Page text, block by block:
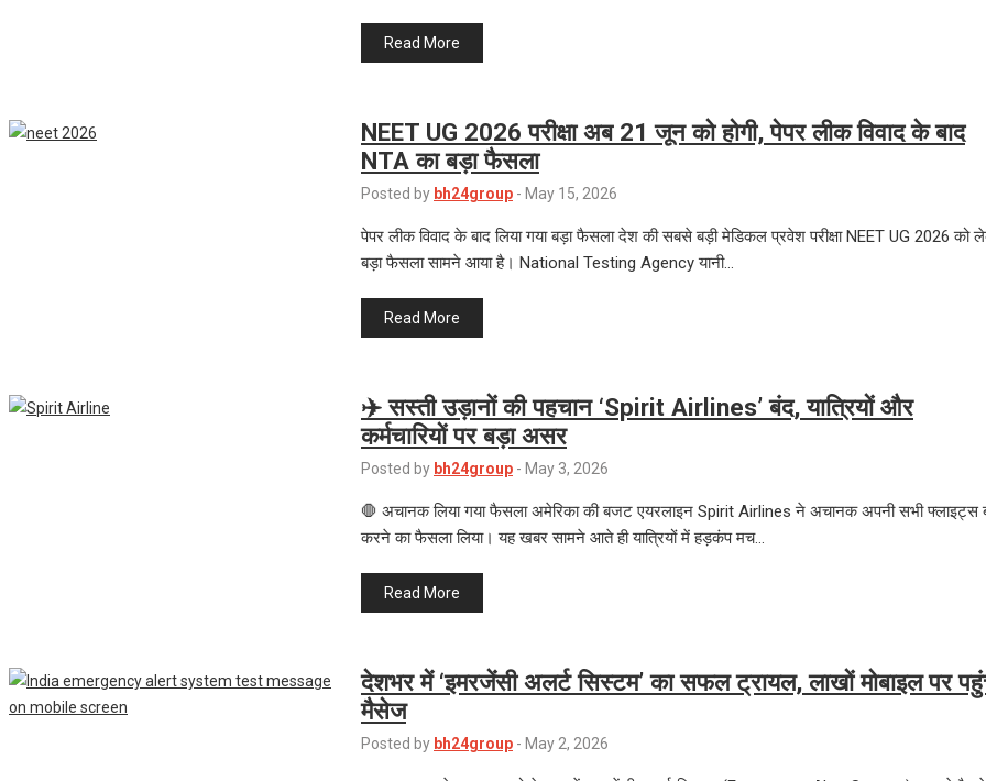
Read More
NEET UG 2026 परीक्षा अब 21 जून को होगी, पेपर लीक विवाद के बाद
NTA का बड़ा फैसला
Posted by bh24group - May 15, 2026
पेपर लीक विवाद के बाद लिया गया बड़ा फैसला देश की सबसे बड़ी मेडिकल प्रवेश परीक्षा NEET UG 2026 को
बड़ा फैसला सामने आया है। National Testing Agency यानी…
Read More
✈️ सस्ती उड़ानों की पहचान ‘Spirit Airlines’ बंद, यात्रियों और
कर्मचारियों पर बड़ा असर
Posted by bh24group - May 3, 2026
🛑 अचानक लिया गया फैसला अमेरिका की बजट एयरलाइन Spirit Airlines ने अचानक अपनी सभी फ्लाइट्स
करने का फैसला लिया। यह खबर सामने आते ही यात्रियों में हड़कंप मच…
Read More
देशभर में ‘इमरजेंसी अलर्ट सिस्टम’ का सफल ट्रायल, लाखों मोबाइल पर
मैसेज
Posted by bh24group - May 2, 2026